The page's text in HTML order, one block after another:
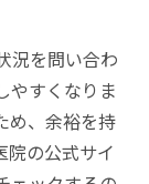
メリット
較ポイント
見極め方
びの基準
グ医院の
況を問い合わ
やすくなりま
め、余裕を持
院の公式サイ